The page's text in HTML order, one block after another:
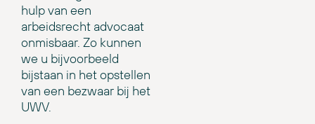
hulp van een
arbeidsrecht advocaat
onmisbaar. Zo kunnen
we u bijvoorbeeld
bijstaan in het opstellen
van een bezwaar bij het
UWV.